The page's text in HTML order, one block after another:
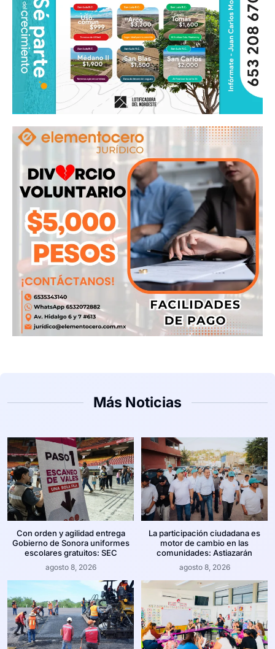
Más Noticias
Con orden y agilidad entrega
Gobierno de Sonora uniformes
escolares gratuitos: SEC
agosto 8, 2026
La participación ciudadana es
motor de cambio en las
comunidades: Astiazarán
agosto 8, 2026